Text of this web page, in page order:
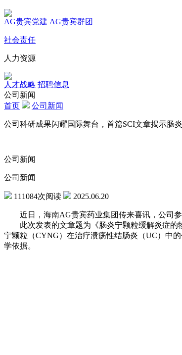
AG贵宾党建 AG贵宾群团
社会责任
人力资源
人才战略 招聘信息
公司新闻
首页
公司新闻
公司科研成果闪耀国际舞台，首篇SCI文章揭示肠
公司新闻
公司新闻
111084次阅读 2025.06.20
近日，海南AG贵宾药业集团传来喜讯，公司参
此次发表的文章题为《肠炎宁颗粒缓解炎症的物
宁颗粒（CYNG）在治疗溃疡性结肠炎（UC）中
学依据。